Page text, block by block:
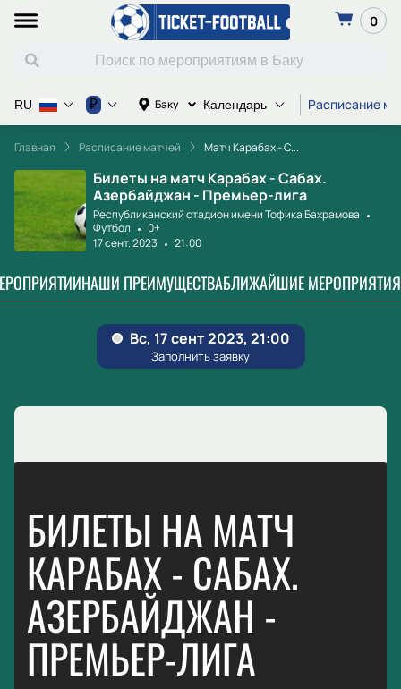
0
Баку Календарь Расписание
RU ₽
Главная Расписание матчей Матч Карабах - С...
Билеты на матч Карабах - Сабах.
Азербайджан - Премьер-лига
Республиканский стадион имени Тофика Бахрамова
Футбол
0+
17 сент. 2023
21:00
НАШИ ПРЕИМУЩЕСТВАБЛИЖАЙШИЕ МЕРОПРИЯТИЯ
БИЛЕТЫ НА МАТЧ
КАРАБАХ - САБАХ.
АЗЕРБАЙДЖАН -
ПРЕМЬЕР-ЛИГА